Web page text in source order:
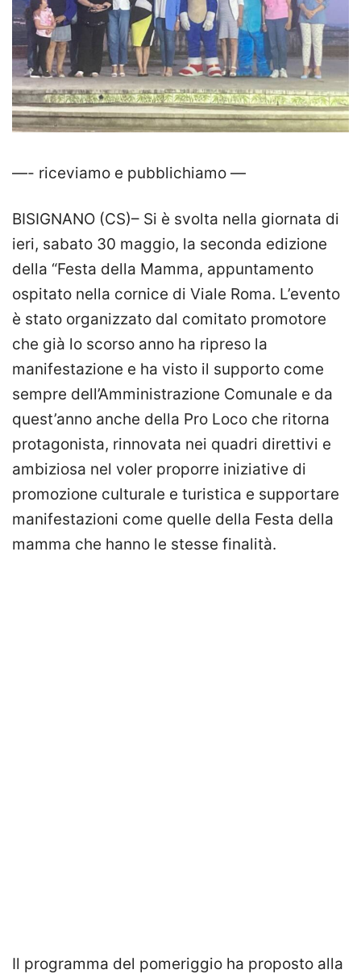
—- riceviamo e pubblichiamo —
BISIGNANO (CS)– Si è svolta nella giornata di
ieri, sabato 30 maggio, la seconda edizione
della “Festa della Mamma, appuntamento
ospitato nella cornice di Viale Roma. L’evento
è stato organizzato dal comitato promotore
che già lo scorso anno ha ripreso la
manifestazione e ha visto il supporto come
sempre dell’Amministrazione Comunale e da
quest’anno anche della Pro Loco che ritorna
protagonista, rinnovata nei quadri direttivi e
ambiziosa nel voler proporre iniziative di
promozione culturale e turistica e supportare
manifestazioni come quelle della Festa della
mamma che hanno le stesse finalità.
Il programma del pomeriggio ha proposto alla